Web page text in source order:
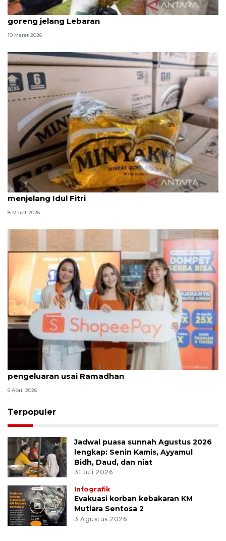
Pemerintah mulai salurkan bantuan beras-minyak
goreng jelang Lebaran
10 Maret 2026
PTPN PalmCo jaga harga Minyakita sesuai HET
menjelang Idul Fitri
8 Maret 2026
ShopeePay hadirkan promo hemat bantu atur
pengeluaran usai Ramadhan
6 April 2026
Terpopuler
Jadwal puasa sunnah Agustus 2026
lengkap: Senin Kamis, Ayyamul
Bidh, Daud, dan niat
31 Juli 2026
Infografik
Evakuasi korban kebakaran KM
Mutiara Sentosa 2
3 Agustus 2026